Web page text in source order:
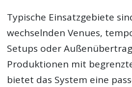
Typische Einsatzgebiete
wechselnden Venues,
Setups oder
Produktionen mit
bietet das System eine